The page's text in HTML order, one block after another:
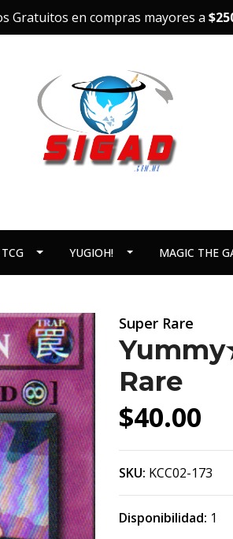
Gratuitos en compras mayores a
YUGIOH! MAGIC THE
Super Rare
Rare
$40.00
SKU: KCC02-173
Disponibilidad: 1